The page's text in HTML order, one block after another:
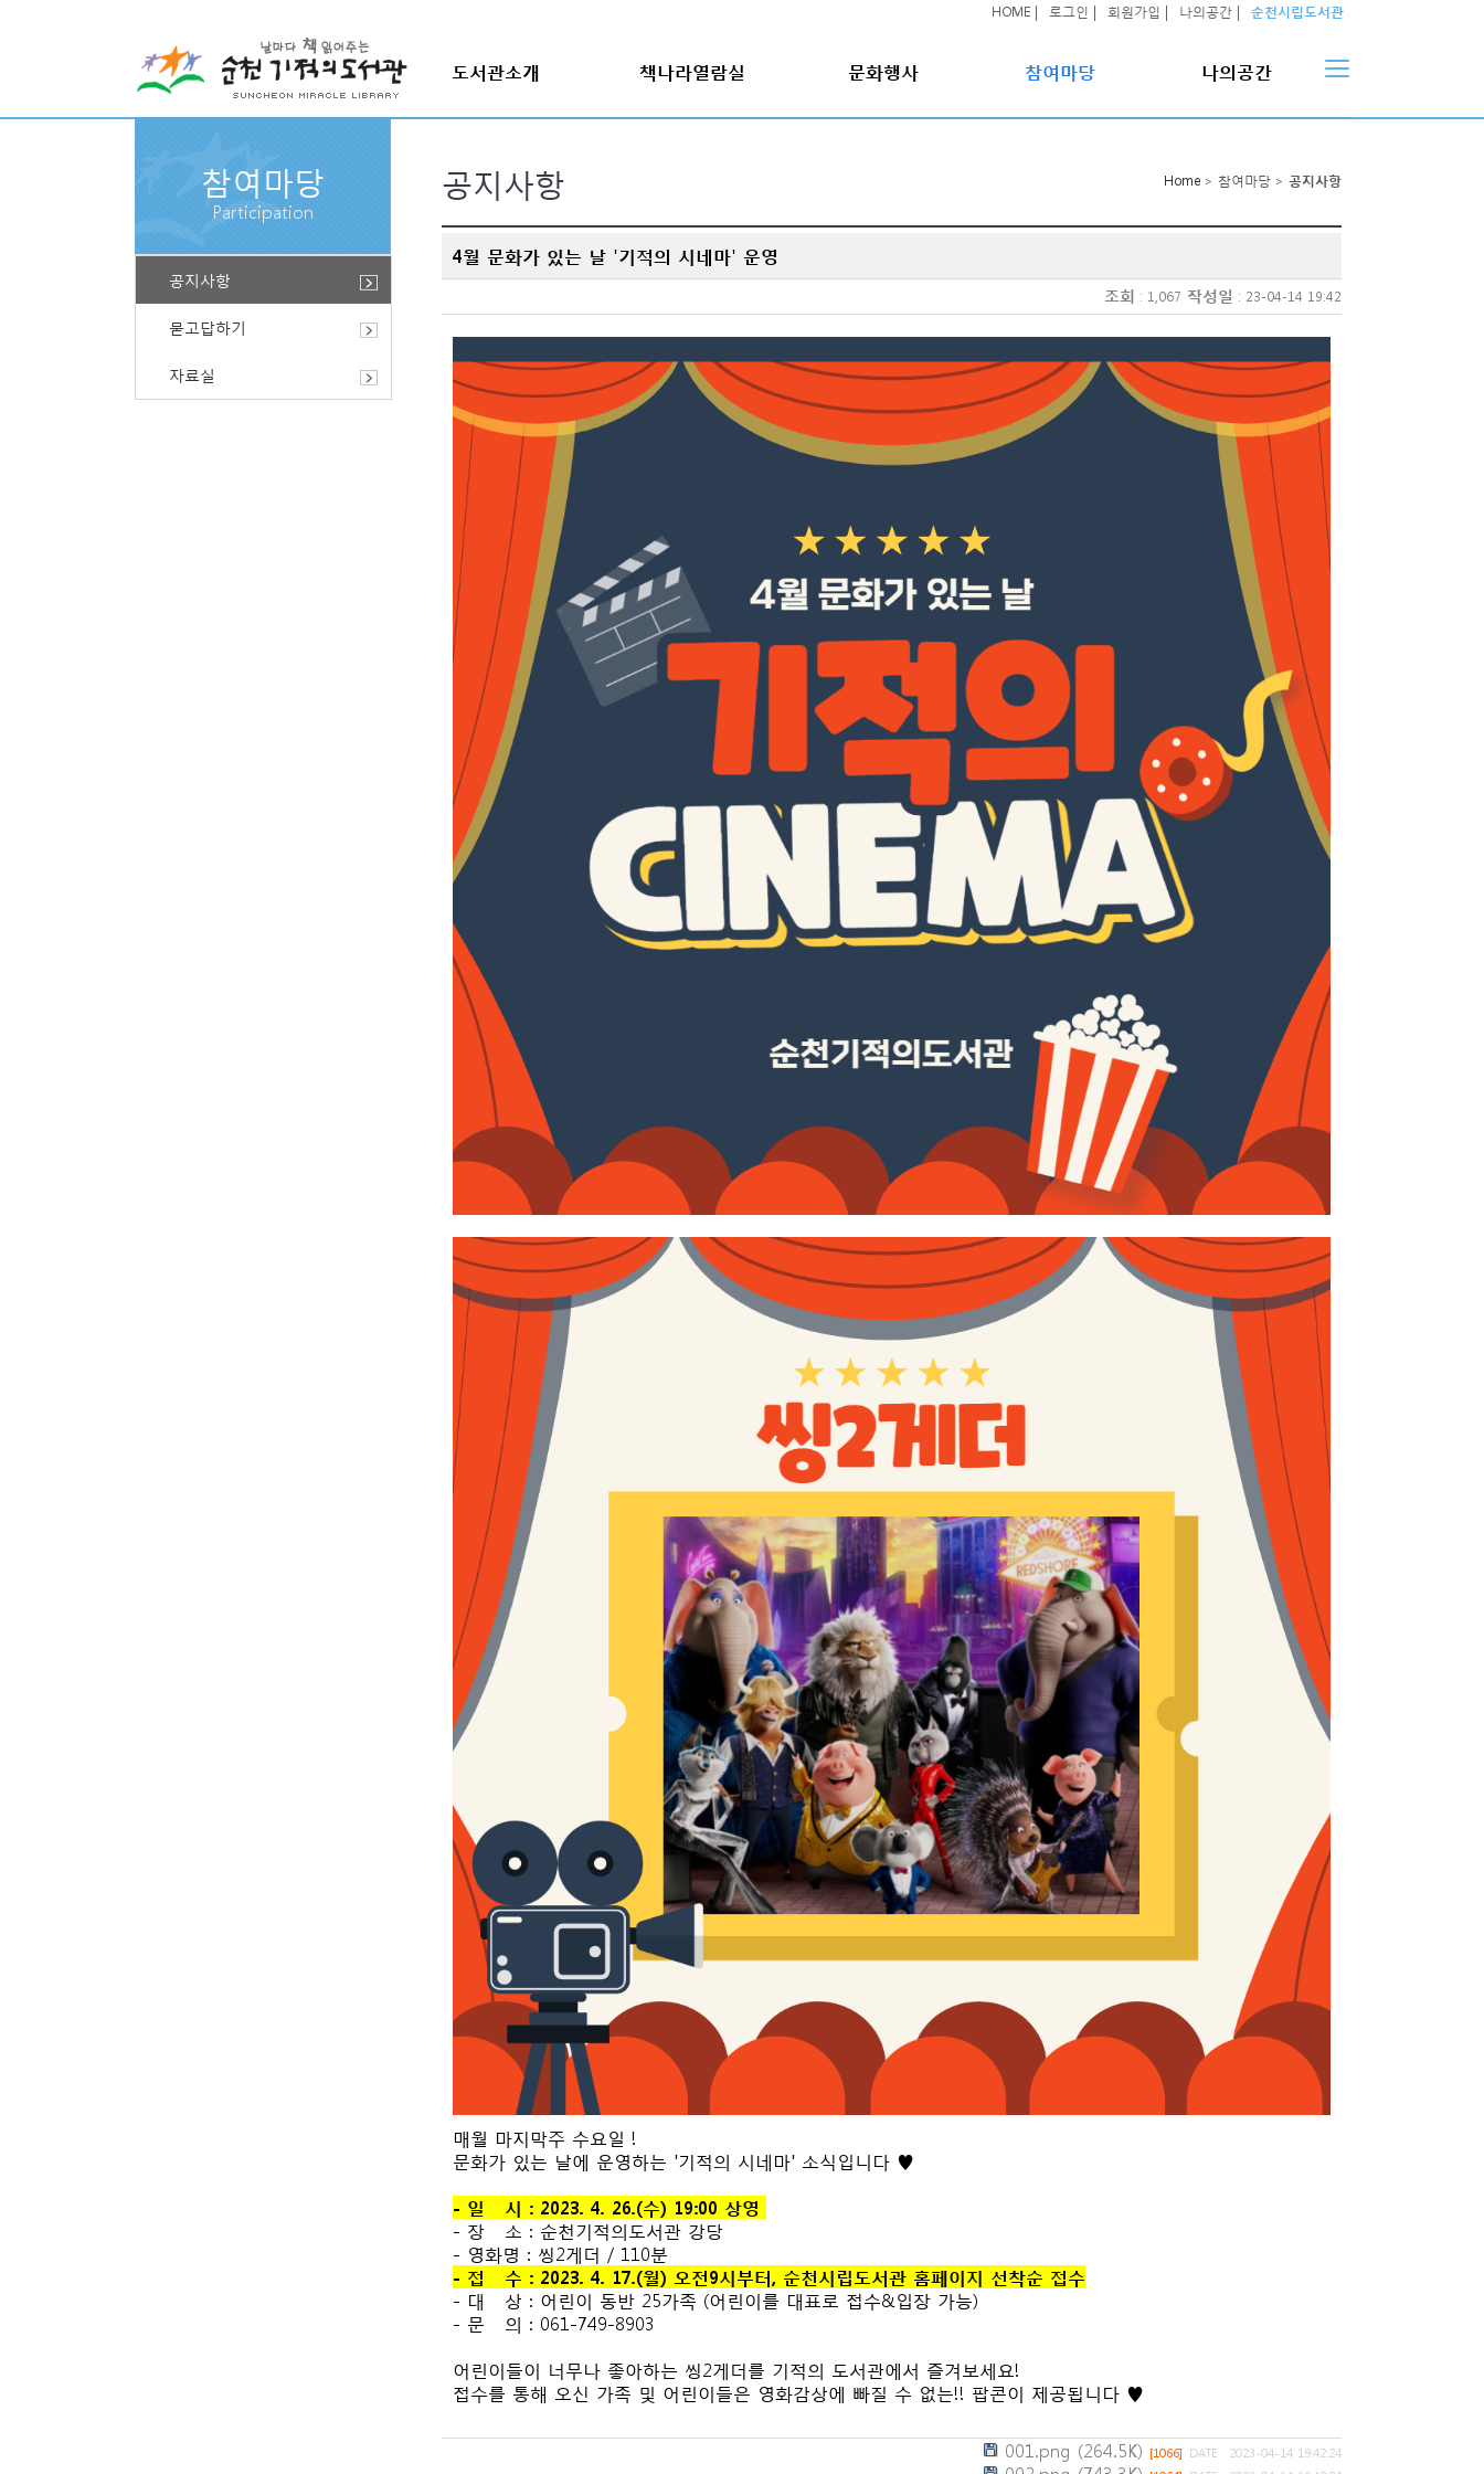
HOME 로그인 회원가입 나의공간 순천시립도서관
도서관소개
운영원칙
자료현황
시설안내
이용안내
오시는길
책나라열람실
희망도서신청
전자책(새창)
문화행사
견학신청
갤러리&영상
참여마당 나의공간
나의대출이력
희망도서신청내역
회원정보수정
참여마당
Participation
공지사항
묻고답하기
자료실
Home > 참여마당 > 공지사항
공지사항
4월 문화가 있는 날 '기적의 시네마' 운영
작성일 : 23-04-14 19:42
조회 : 1,067
매월 마지막주 수요일 !
문화가 있는 날에 운영하는 '기적의 시네마' 소식입니다 ♥
- 일 시 : 2023. 4. 26.(수) 19:00 상영
- 장 소 : 순천기적의도서관 강당
- 영화명 : 씽2게더 / 110분
- 접 수 : 2023. 4. 17.(월) 오전9시부터, 순천시립도서관 홈페이지 선착순 접수
- 대 상 : 어린이 동반 25가족 (어린이를 대표로 접수&입장 가능)
- 문 의 : 061-749-8903
어린이들이 너무나 좋아하는 씽2게더를 기적의 도서관에서 즐겨보세요!
접수를 통해 오신 가족 및 어린이들은 영화감상에 빠질 수 없는!! 팝콘이 제공됩니다 ♥
001.png (264.5K) [1066] DATE : 2023-04-14 19:42:24